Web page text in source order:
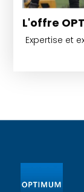
L'offre
Expertise et